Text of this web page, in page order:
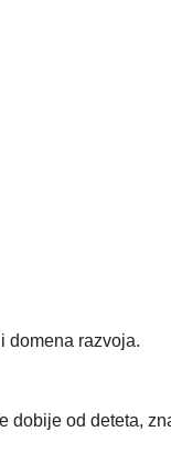
domena razvoja.
dobije od deteta,